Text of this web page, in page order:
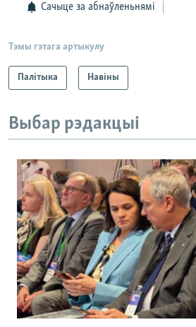
Сачыце за абнаўленьнямі
Тэмы гэтага артыкулу
Палітыка Навіны
Выбар рэдакцыі